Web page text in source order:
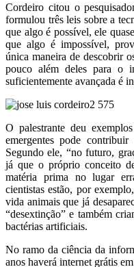
Cordeiro citou o
formulou três leis sobre a
que algo é possível, ele
que algo é impossível,
única maneira de descobrir
pouco além deles para o
suficientemente avançada é
O palestrante deu
emergentes pode
Segundo ele, “no futuro,
já que o próprio conceito
matéria prima no lugar
cientistas estão, por
vida animais que já
“desextinção” e também
bactérias artificiais.
No ramo da ciência da
anos haverá internet grátis